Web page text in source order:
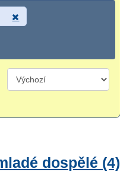
dospělé (4)